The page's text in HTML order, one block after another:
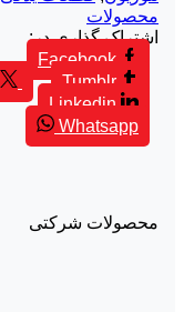
محصولات
اشتراک گذاری در:
Facebook
Tumblr
Linkedin
Whatsapp
محصولات شرکتی